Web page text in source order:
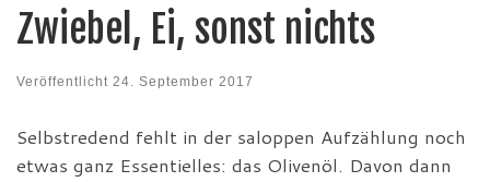
Zwiebel, Ei, sonst nichts
Veröffentlicht 24. September 2017
Selbstredend fehlt in der saloppen Aufzählung noch
etwas ganz Essentielles: das Olivenöl. Davon dann